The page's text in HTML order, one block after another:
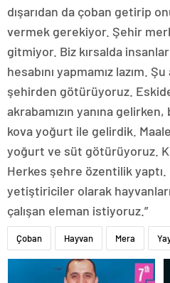
dışarıdan da çoban getirip
vermek gerekiyor. Şehir
gitmiyor. Biz kırsalda
hesabını yapmamız lazım.
şehirden götürüyoruz.
akrabamızın yanına
kova yoğurt ile gelirdik.
yoğurt ve süt götürüyoruz.
Herkes şehre özentilik
yetiştiriciler olarak
çalışan eleman istiyoruz.”
Çoban Hayvan Mera